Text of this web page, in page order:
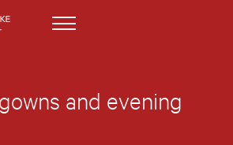
and evening